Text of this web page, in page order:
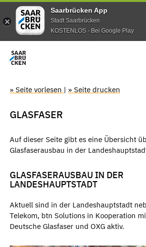
Saarbrücken App
Stadt Saarbrücken
KOSTENLOS - Bei Google Play
» Seite vorlesen | » Seite drucken
GLASFASER
Auf dieser Seite gibt es eine Übersicht
Glasfaserausbau in der
GLASFASERAUSBAU IN DER
LANDESHAUPTSTADT
Aktuell sind in der Landeshauptstadt
Telekom, btn Solutions in Kooperation
Deutsche Glasfaser und OXG aktiv.